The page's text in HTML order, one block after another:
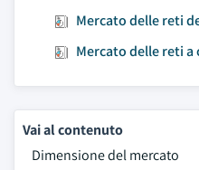
Mercato delle reti
Mercato delle reti a
Vai al contenuto
Dimensione del mercato